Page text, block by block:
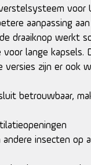
voor
aanpassing
draaiknop werkt
lange kapsels.
zijn er ook
betrouwbaar,
insecten op